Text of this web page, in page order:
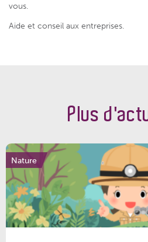
vous.
Aide et conseil aux entreprises.
Plus
Nature